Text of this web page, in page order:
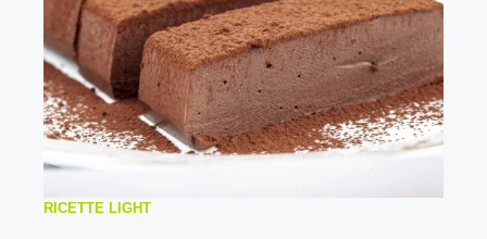
RICETTE LIGHT